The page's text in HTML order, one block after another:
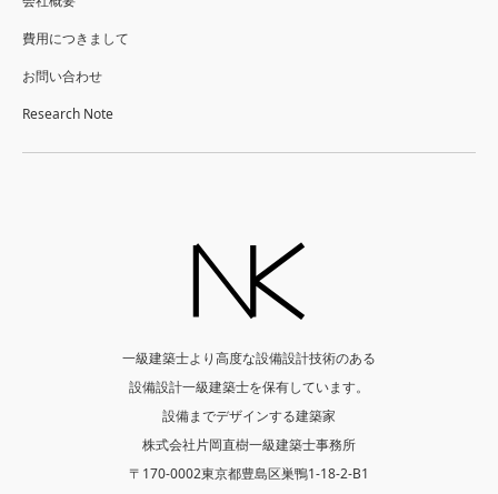
費用につきまして
お問い合わせ
Research Note
一級建築士より高度な設備設計技術のある
設備設計一級建築士を保有しています。
設備までデザインする建築家
株式会社片岡直樹一級建築士事務所
〒170-0002東京都豊島区巣鴨1-18-2-B1